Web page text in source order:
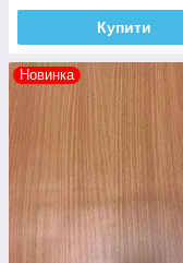
Купити
Новинка